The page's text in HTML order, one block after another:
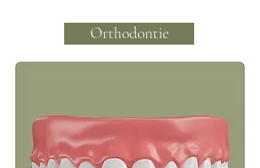
Orthodontie